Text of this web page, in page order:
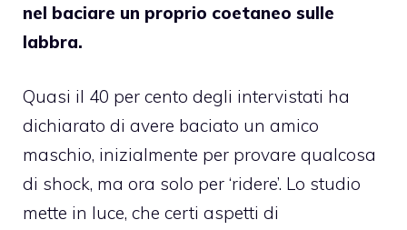
nel baciare un proprio coetaneo sulle
labbra.
Quasi il 40 per cento degli intervistati ha
dichiarato di avere baciato un amico
maschio, inizialmente per provare qualcosa
di shock, ma ora solo per ‘ridere’. Lo studio
mette in luce, che certi aspetti di